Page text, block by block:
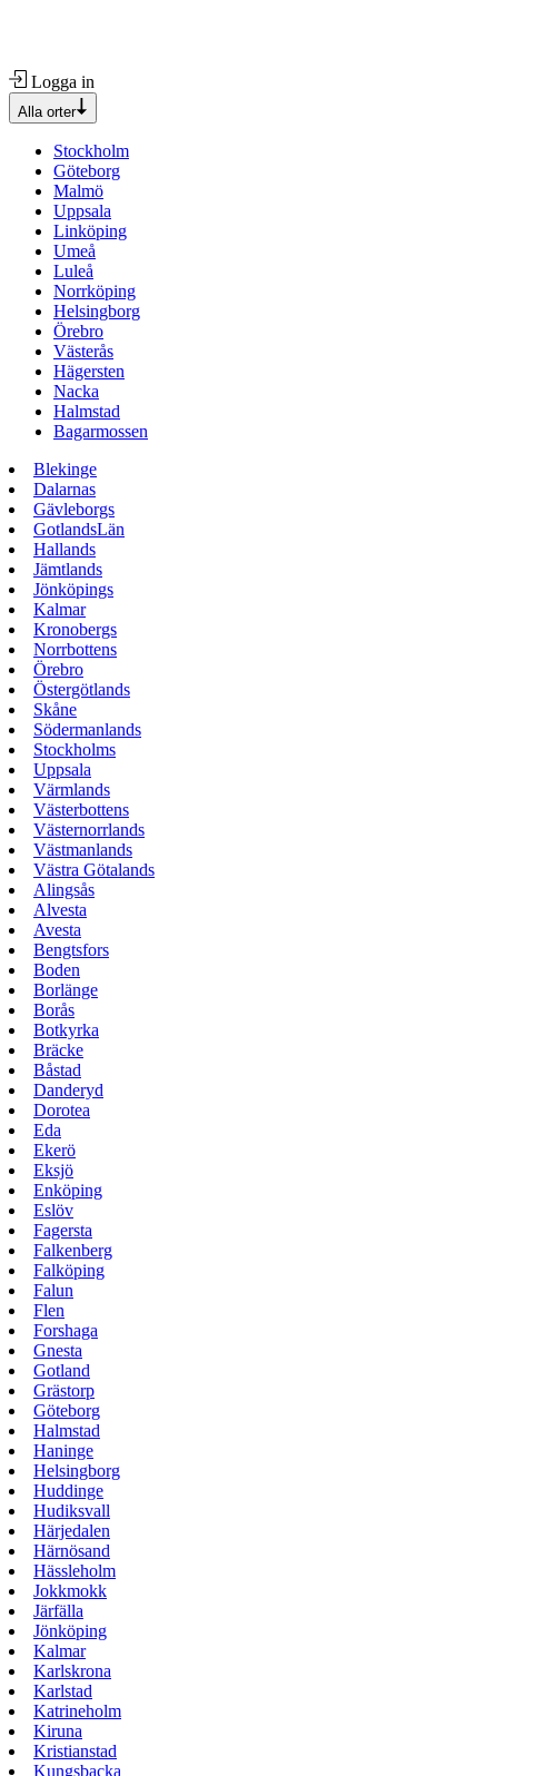
Logga in
Alla orter
Stockholm
Göteborg
Malmö
Uppsala
Linköping
Umeå
Luleå
Norrköping
Helsingborg
Örebro
Västerås
Hägersten
Nacka
Halmstad
Bagarmossen
Blekinge
Dalarnas
Gävleborgs
GotlandsLän
Hallands
Jämtlands
Jönköpings
Kalmar
Kronobergs
Norrbottens
Örebro
Östergötlands
Skåne
Södermanlands
Stockholms
Uppsala
Värmlands
Västerbottens
Västernorrlands
Västmanlands
Västra Götalands
Alingsås
Alvesta
Avesta
Bengtsfors
Boden
Borlänge
Borås
Botkyrka
Bräcke
Båstad
Danderyd
Dorotea
Eda
Ekerö
Eksjö
Enköping
Eslöv
Fagersta
Falkenberg
Falköping
Falun
Flen
Forshaga
Gnesta
Gotland
Grästorp
Göteborg
Halmstad
Haninge
Helsingborg
Huddinge
Hudiksvall
Härjedalen
Härnösand
Hässleholm
Jokkmokk
Järfälla
Jönköping
Kalmar
Karlskrona
Karlstad
Katrineholm
Kiruna
Kristianstad
Kungsbacka